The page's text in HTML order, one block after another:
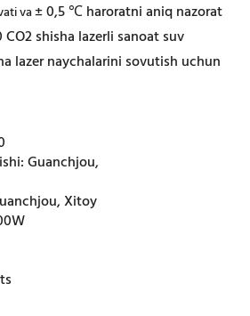
va± 0,5 ℃ haroratni aniq nazorat
CO2 shisha lazerli sanoat suv
lazer naychalarini sovutish uchun
Guanchjou,
Xitoy